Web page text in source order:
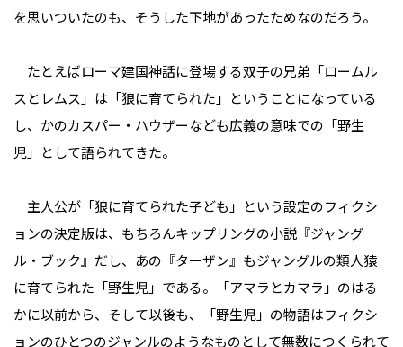
を思いついたのも、そうした下地があったためなのだろう。
たとえばローマ建国神話に登場する双子の兄弟「ロームル
スとレムス」は「狼に育てられた」ということになっている
し、かのカスパー・ハウザーなども広義の意味での「野生
児」として語られてきた。
主人公が「狼に育てられた子ども」という設定のフィクシ
ョンの決定版は、もちろんキップリングの小説『ジャング
ル・ブック』だし、あの『ターザン』もジャングルの類人猿
に育てられた「野生児」である。「アマラとカマラ」のはる
かに以前から、そして以後も、「野生児」の物語はフィクシ
ョンのひとつのジャンルのようなものとして無数につくられて